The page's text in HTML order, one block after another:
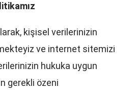
kişisel verilerinizin
ve internet sitemizi
hukuka uygun
gerekli özeni